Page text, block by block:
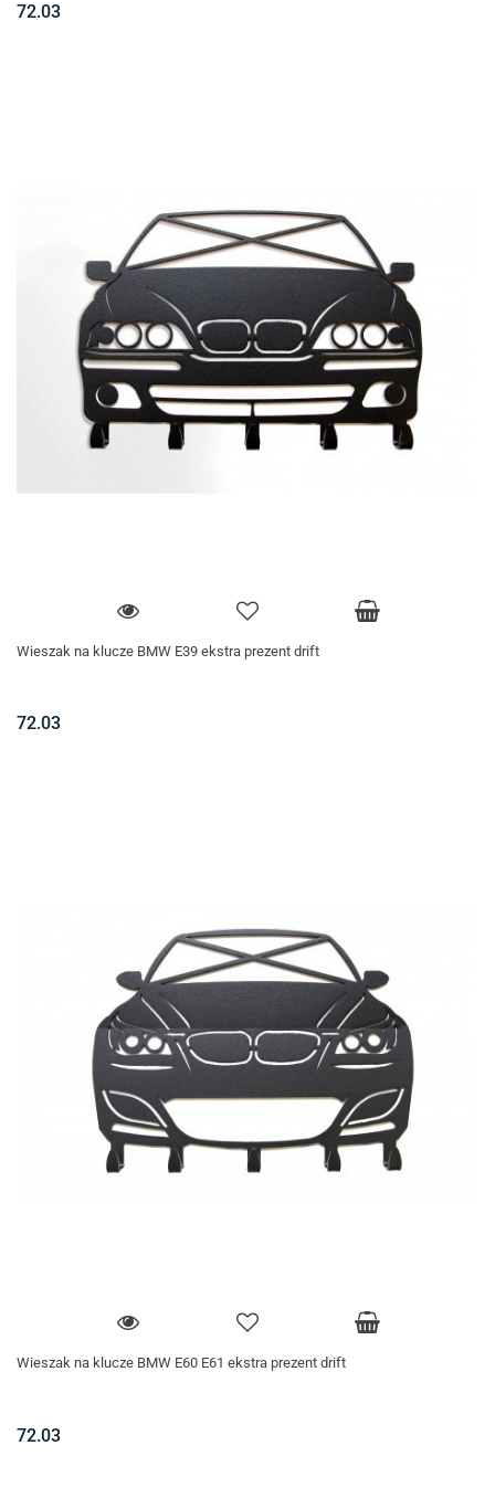
72.03
Wieszak na klucze BMW E39 ekstra prezent drift
72.03
Wieszak na klucze BMW E60 E61 ekstra prezent drift
72.03